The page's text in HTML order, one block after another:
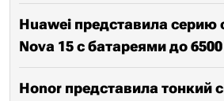
Huawei представила
Nova 15 с батареями до
Honor представила тонкий